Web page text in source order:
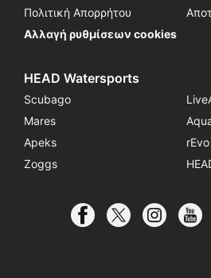
Πολιτική Απορρήτου
Αλλαγή ρυθμίσεων cookies
HEAD Watersports
Scubago
Mares
Apeks
rEvo
Zoggs